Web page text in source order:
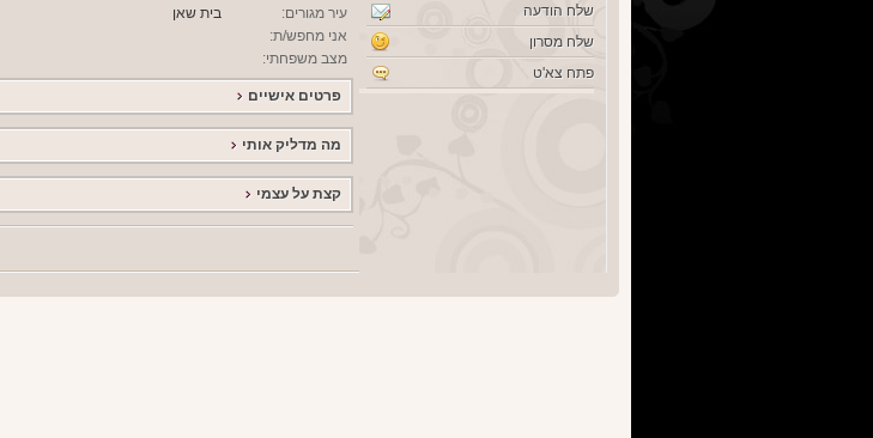
שלח הודעה
שלח מסרון
פתח צא'ט
עיר מגורים:
בית שאן
אני מחפש/ת:
מצב משפחתי:
פרטים אישיים
מה מדליק אותי
קצת על עצמי